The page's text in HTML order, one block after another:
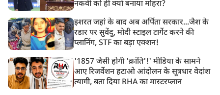
नकवी को ही क्यों बनाया मोहरा?
इशरत जहां के बाद अब अर्पिता सरकार...जैश के
रडार पर सुवेंदु, मोदी स्टाइल टार्गेट करने की
प्लानिंग, STF का बड़ा एक्शन!
'1857 जैसी होगी 'क्रांति'!' मीडिया के सामने
आए रिजर्वेशन हटाओ आंदोलन के सूत्रधार वेदांश
त्यागी, बता दिया RHA का मास्टरप्लान